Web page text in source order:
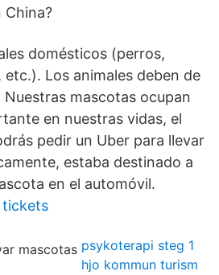
China?
domésticos (perros,
etc.). Los animales deben de
mascotas ocupan
en nuestras vidas, el
pedir un Uber para llevar
estaba destinado a
en el automóvil.
tickets
psykoterapi steg 1
hjo kommun turism